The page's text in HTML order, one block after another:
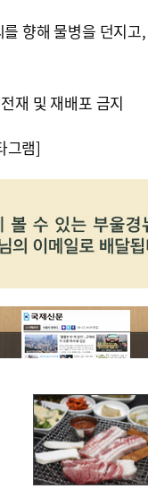
향해 물병을 던지
및 재배포 금지
그램]